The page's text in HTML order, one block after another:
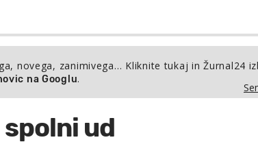
novega, zanimivega… Kliknite tukaj in Žurnal24
na Googlu.
ud